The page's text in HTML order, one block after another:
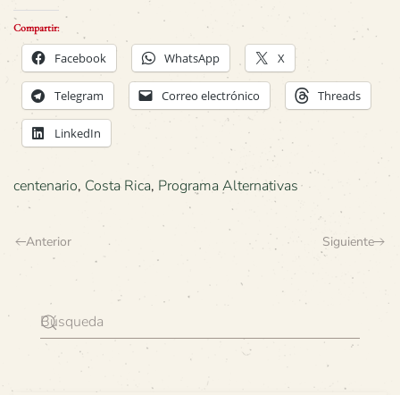
Compartir:
Facebook WhatsApp X
Telegram Correo electrónico Threads
LinkedIn
centenario, Costa Rica, Programa Alternativas
Anterior Siguiente